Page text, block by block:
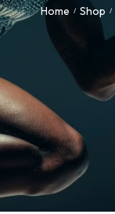
Home / Shop /